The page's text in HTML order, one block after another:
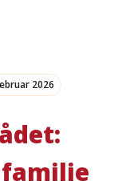
2026
familie